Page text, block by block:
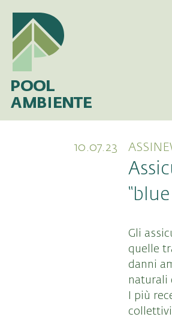
10.07.23
Gli
quelle
danni
naturali
I più